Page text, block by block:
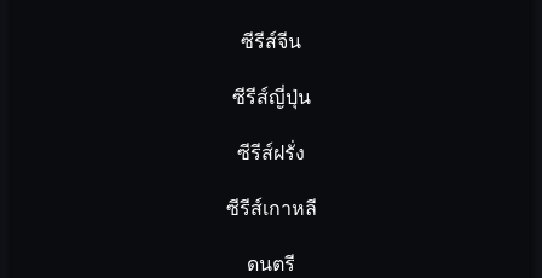
ซีรีส์จีน
ซีรีส์ญี่ปุ่น
ซีรีส์ฝรั่ง
ซีรีส์เกาหลี
ดนตรี